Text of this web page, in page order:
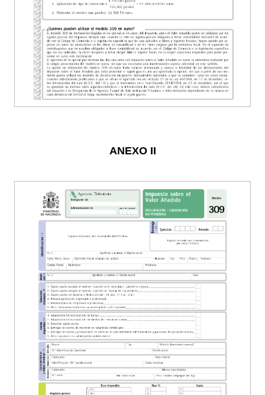
ANEXO II